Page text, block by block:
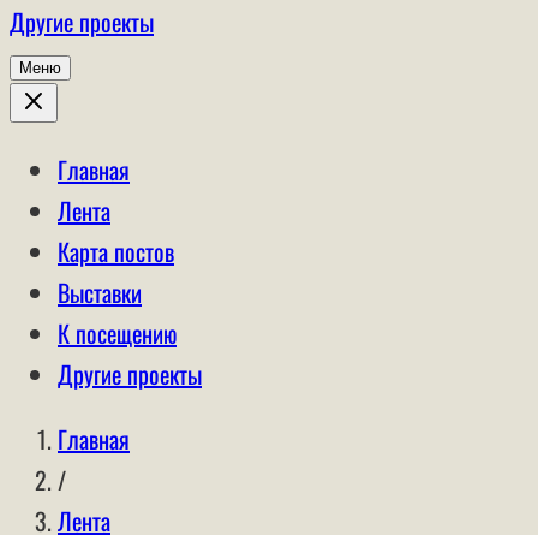
Другие проекты
Меню
Главная
Лента
Карта постов
Выставки
К посещению
Другие проекты
Главная
/
Лента